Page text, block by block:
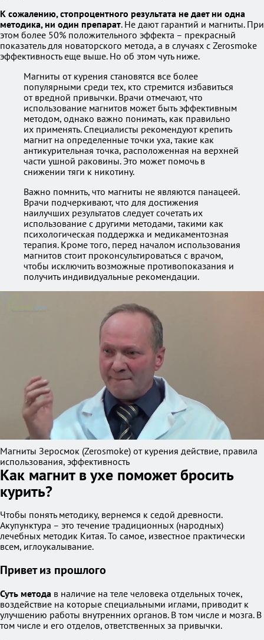
К сожалению, стопроцентного результата не дает ни одна
методика, ни один препарат. Не дают гарантий и магниты. При
этом более 50% положительного эффекта – прекрасный
показатель для новаторского метода, а в случаях с Zerosmoke
эффективность еще выше. Но об этом чуть ниже.
Магниты от курения становятся все более
популярными среди тех, кто стремится избавиться
от вредной привычки. Врачи отмечают, что
использование магнитов может быть эффективным
методом, однако важно понимать, как правильно
их применять. Специалисты рекомендуют крепить
магнит на определенные точки уха, такие как
антикурительная точка, расположенная на верхней
части ушной раковины. Это может помочь в
снижении тяги к никотину.
Важно помнить, что магниты не являются панацеей.
Врачи подчеркивают, что для достижения
наилучших результатов следует сочетать их
использование с другими методами, такими как
психологическая поддержка и медикаментозная
терапия. Кроме того, перед началом использования
магнитов стоит проконсультироваться с врачом,
чтобы исключить возможные противопоказания и
получить индивидуальные рекомендации.
Магниты Зеросмок (Zerosmoke) от курения действие, правила
использования, эффективность
Как магнит в ухе поможет бросить
курить?
Чтобы понять методику, вернемся к седой древности.
Акупунктура – это течение традиционных (народных)
лечебных методик Китая. То самое, известное практически
всем, иглоукалывание.
Привет из прошлого
Суть метода в наличие на теле человека отдельных точек,
воздействие на которые специальными иглами, приводит к
улучшению работы внутренних органов. В том числе и мозга. В
том числе и его отделов, ответственных за привычки.